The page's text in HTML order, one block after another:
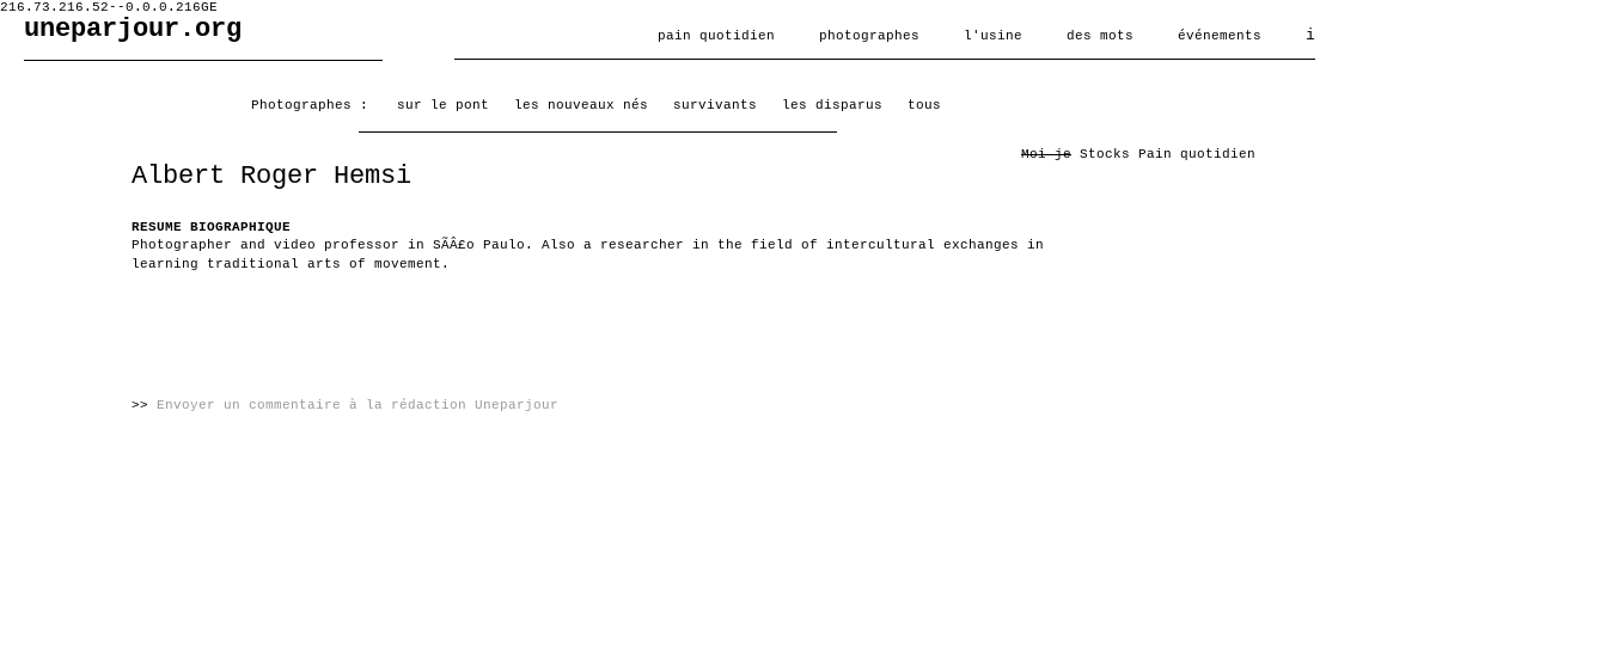
216.73.216.52--0.0.0.216GE
uneparjour.org pain quotidien photographes l'usine des mots événements i
Photographes : sur le pont les nouveaux nés survivants les disparus tous
Moi je Stocks Pain quotidien
Albert Roger Hemsi
RESUME BIOGRAPHIQUE
Photographer and video professor in SÃÂ£o Paulo. Also a researcher in the field of intercultural exchanges in
learning traditional arts of movement.
>> Envoyer un commentaire à la rédaction Uneparjour